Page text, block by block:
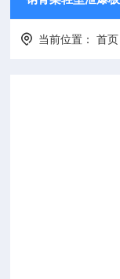
当前位置：首页